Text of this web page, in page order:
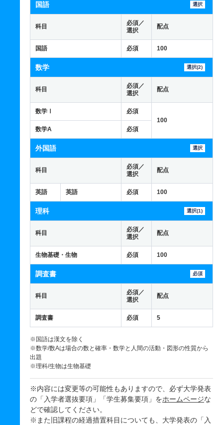
国語 選択
科目
必須／
選択
配点
国語 必須 100
数学 選択(2)
科目
必須／
選択
配点
数学Ⅰ
必須
100
数学A
必須
外国語 選択
科目
必須／
選択
配点
英語 英語 必須 100
理科 選択(1)
科目
必須／
選択
配点
生物基礎・生物 必須 100
調査書 必須
科目
必須／
選択
配点
調査書 必須 5
※国語は漢文を除く
※数学/数Aは場合の数と確率・数学と人間の活動・図形の性質から
出題
※理科/生物は生物基礎
※内容には変更等の可能性もありますので、必ず大学発表
の「入学者選抜要項」「学生募集要項」をホームページな
どで確認してください。
※また旧課程の経過措置科目についても、大学発表の「入